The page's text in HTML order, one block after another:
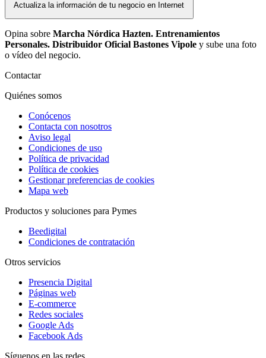
Actualiza la información de tu negocio en Internet
Opina sobre Marcha Nórdica Hazten. Entrenamientos
Personales. Distribuidor Oficial Bastones Vipole y sube una foto
o vídeo del negocio.
Contactar
Quiénes somos
Conócenos
Contacta con nosotros
Aviso legal
Condiciones de uso
Política de privacidad
Política de cookies
Gestionar preferencias de cookies
Mapa web
Productos y soluciones para Pymes
Beedigital
Condiciones de contratación
Otros servicios
Presencia Digital
Páginas web
E-commerce
Redes sociales
Google Ads
Facebook Ads
Síguenos en las redes